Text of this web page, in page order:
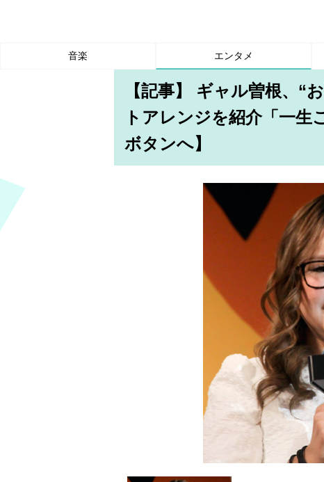
音楽 エンタメ
【記事】 ギャル曽根、“
トアレンジを紹介「一生
ボタンへ】